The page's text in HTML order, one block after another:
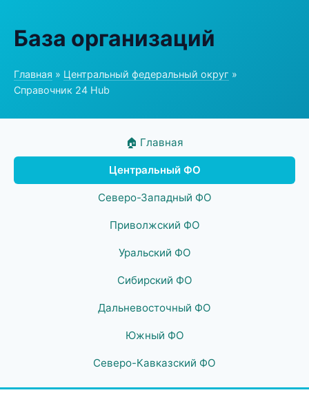
База организаций
Главная » Центральный федеральный округ »
Справочник 24 Hub
🏠 Главная
Центральный ФО
Северо-Западный ФО
Приволжский ФО
Уральский ФО
Сибирский ФО
Дальневосточный ФО
Южный ФО
Северо-Кавказский ФО